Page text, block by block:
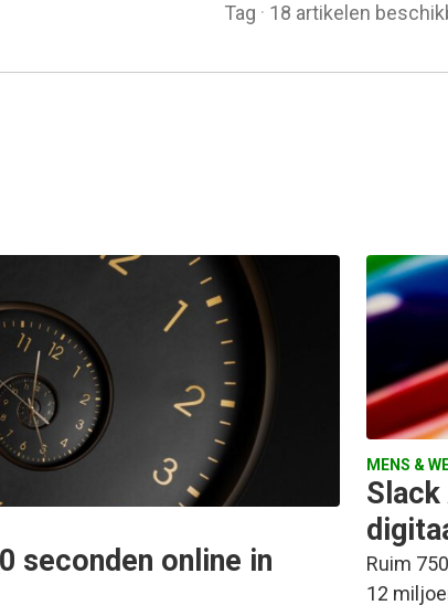
Tag · 18 artikelen
seconden online in
MENS &
Slack
Ruim
12